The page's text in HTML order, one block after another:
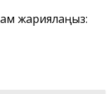
жариялаңыз: